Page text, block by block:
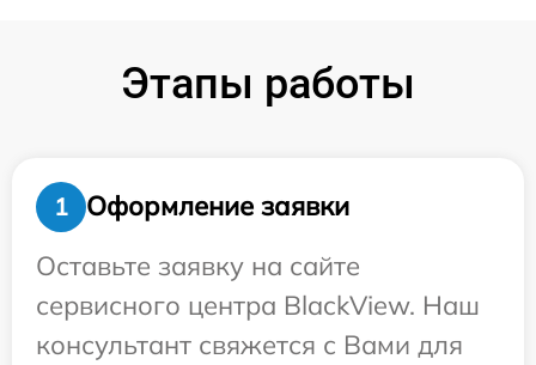
Этапы работы
1
Оформление заявки
Оставьте заявку на сайте
сервисного центра BlackView. Наш
консультант свяжется с Вами для